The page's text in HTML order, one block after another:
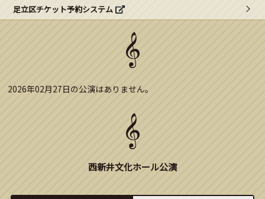
ブランドからのお知らせ
足立区チケット予約システム
2026年02月27日の公演はありません。
西新井文化ホール公演